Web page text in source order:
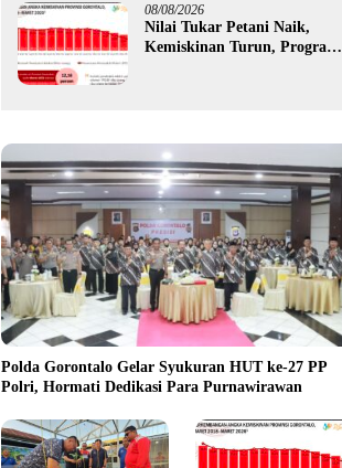
08/08/2026
Nilai Tukar Petani Naik,
Kemiskinan Turun, Program
Polda Gorontalo Gelar Syukuran HUT ke-27 PP
Polri, Hormati Dedikasi Para Purnawirawan